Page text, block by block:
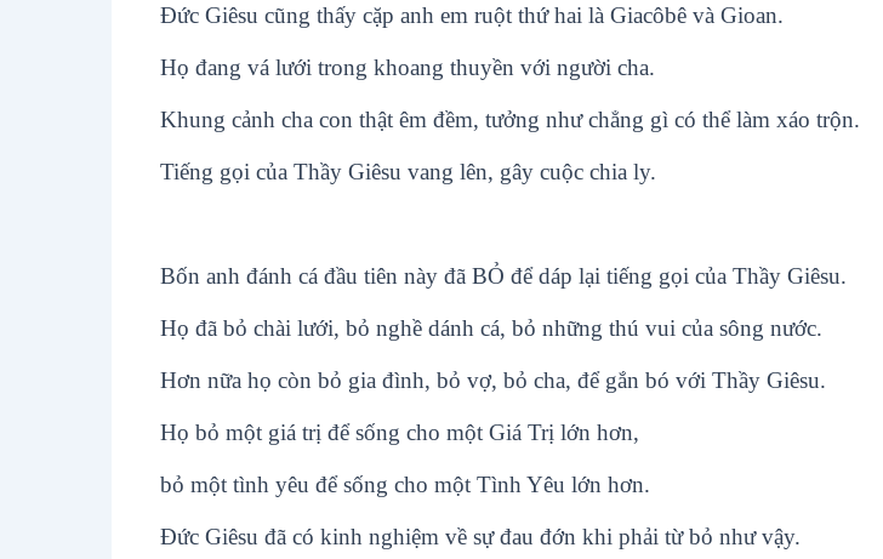
Đức Giêsu cũng thấy cặp anh em ruột thứ hai là Giacôbê và Gioan.
Họ đang vá lưới trong khoang thuyền với người cha.
Khung cảnh cha con thật êm đềm, tưởng như chẳng gì có thể làm xáo trộn.
Tiếng gọi của Thầy Giêsu vang lên, gây cuộc chia ly.
Bốn anh đánh cá đầu tiên này đã BỎ để dáp lại tiếng gọi của Thầy Giêsu.
Họ đã bỏ chài lưới, bỏ nghề dánh cá, bỏ những thú vui của sông nước.
Hơn nữa họ còn bỏ gia đình, bỏ vợ, bỏ cha, để gắn bó với Thầy Giêsu.
Họ bỏ một giá trị để sống cho một Giá Trị lớn hơn,
bỏ một tình yêu để sống cho một Tình Yêu lớn hơn.
Đức Giêsu đã có kinh nghiệm về sự đau đớn khi phải từ bỏ như vậy.